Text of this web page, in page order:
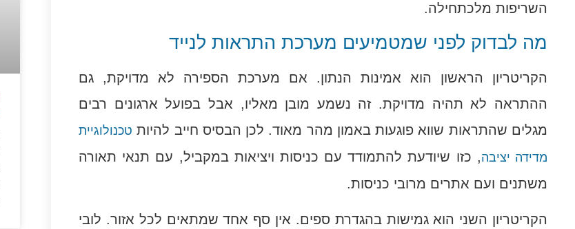
השריפות מלכתחילה.
מה לבדוק לפני שמטמיעים מערכת התראות לנייד
הקריטריון הראשון הוא אמינות הנתון. אם מערכת הספירה לא מדויקת, גם
ההתראה לא תהיה מדויקת. זה נשמע מובן מאליו, אבל בפועל ארגונים רבים
מגלים שהתראות שווא פוגעות באמון מהר מאוד. לכן הבסיס חייב להיות טכנולוגיית
מדידה יציבה, כזו שיודעת להתמודד עם כניסות ויציאות במקביל, עם תנאי תאורה
משתנים ועם אתרים מרובי כניסות.
הקריטריון השני הוא גמישות בהגדרת ספים. אין סף אחד שמתאים לכל אזור. לובי